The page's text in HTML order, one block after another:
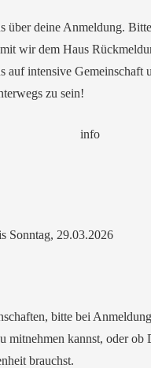
über deine Anmeldung.
wir dem Haus
auf intensive Gemeinschaft
zu sein!
info
Sonntag, 29.03.2026
bitte bei
mitnehmen kannst, oder ob
brauchst.